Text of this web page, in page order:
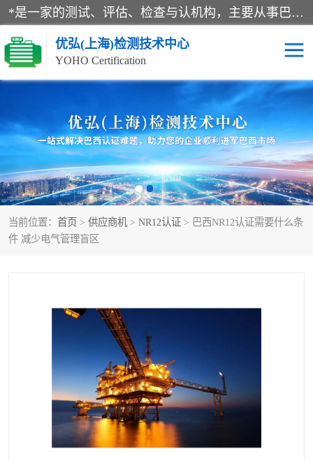
*是一家的测试、评估、检查与认机构，主要从事巴西NR10认证、NR12认证、NR13认证；ANATEL认证、INMTRO认证，欧盟CE认证：MD认证，PED认证，MID认证，ATEX认证，德国蓝色天使认证。
优弘(上海)检测技术中心
YOHO Certification
当前位置： 首页 > 供应商机 > NR12认证 > 巴西NR12认证需要什么条
件 减少电气管理盲区
RECYCLASS认证 NR10认证
NR12认证 NR13认证
ART认证 巴西NR认证
巴西认证 RETIE认证